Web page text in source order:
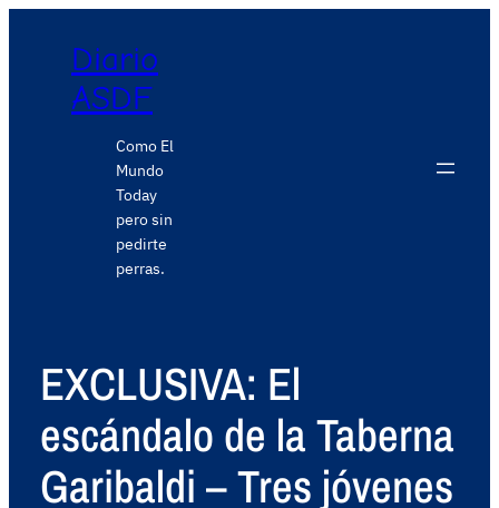
Diario
ASDF
Como El
Mundo
Today
pero sin
pedirte
perras.
EXCLUSIVA: El
escándalo de la Taberna
Garibaldi – Tres jóvenes